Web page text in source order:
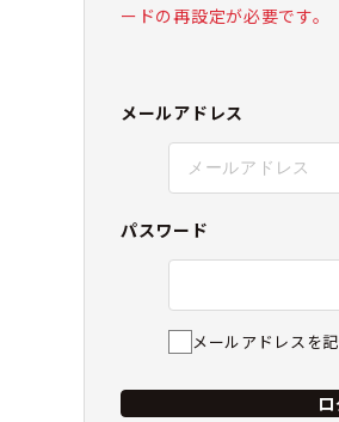
ードの再設定が必要です。
メールアドレス
パスワード
メールアドレスを